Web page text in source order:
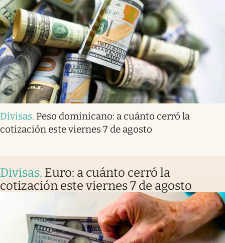
Divisas. Peso dominicano: a cuánto cerró la
cotización este viernes 7 de agosto
Divisas. Euro: a cuánto cerró la
cotización este viernes 7 de agosto